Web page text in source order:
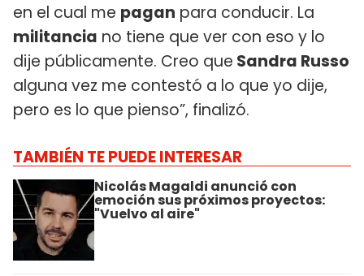
en el cual me pagan para conducir. La
militancia no tiene que ver con eso y lo
dije públicamente. Creo que Sandra Russo
alguna vez me contestó a lo que yo dije,
pero es lo que pienso”, finalizó.
TAMBIÉN TE PUEDE INTERESAR
Nicolás Magaldi anunció con
emoción sus próximos proyectos:
"Vuelvo al aire"